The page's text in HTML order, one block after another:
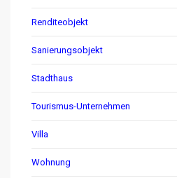
Renditeobjekt
Sanierungsobjekt
Stadthaus
Tourismus-Unternehmen
Villa
Wohnung